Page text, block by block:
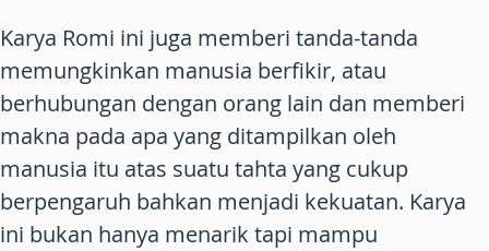
Karya Romi ini juga memberi tanda-tanda
memungkinkan manusia berfikir, atau
berhubungan dengan orang lain dan memberi
makna pada apa yang ditampilkan oleh
manusia itu atas suatu tahta yang cukup
berpengaruh bahkan menjadi kekuatan. Karya
ini bukan hanya menarik tapi mampu